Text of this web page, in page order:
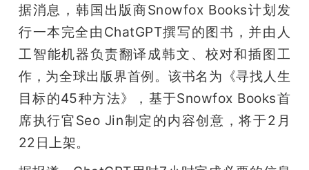
据消息，韩国出版商Snowfox Books计划发
行一本完全由ChatGPT撰写的图书，并由人
工智能机器负责翻译成韩文、校对和插图工
作，为全球出版界首例。该书名为《寻找人生
目标的45种方法》，基于Snowfox Books首
席执行官Seo Jin制定的内容创意，将于2月
22日上架。